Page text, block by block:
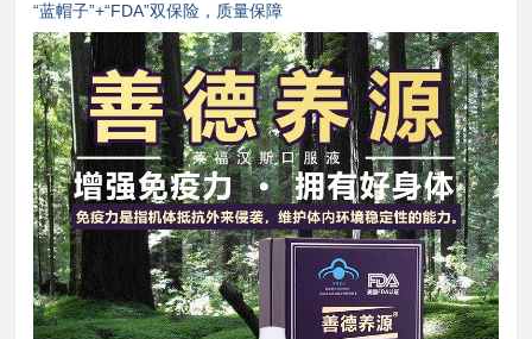
“蓝帽子”+“FDA”双保险，质量保障